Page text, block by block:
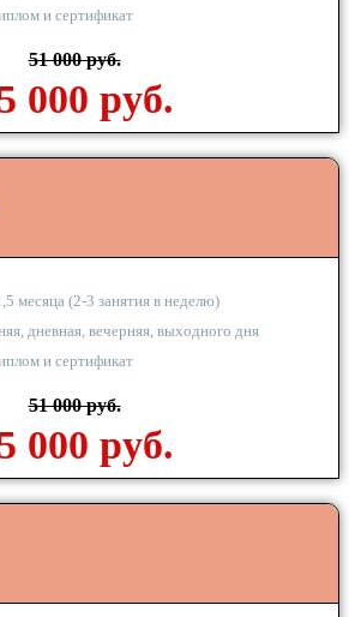
и сертификат
51 000 руб.
000 руб.
месяца (2-3 занятия в неделю)
дневная, вечерняя, выходного дня
и сертификат
51 000 руб.
000 руб.